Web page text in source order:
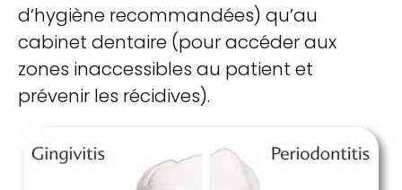
d’hygiène recommandées) qu’au
cabinet dentaire (pour accéder aux
zones inaccessibles au patient et
prévenir les récidives).